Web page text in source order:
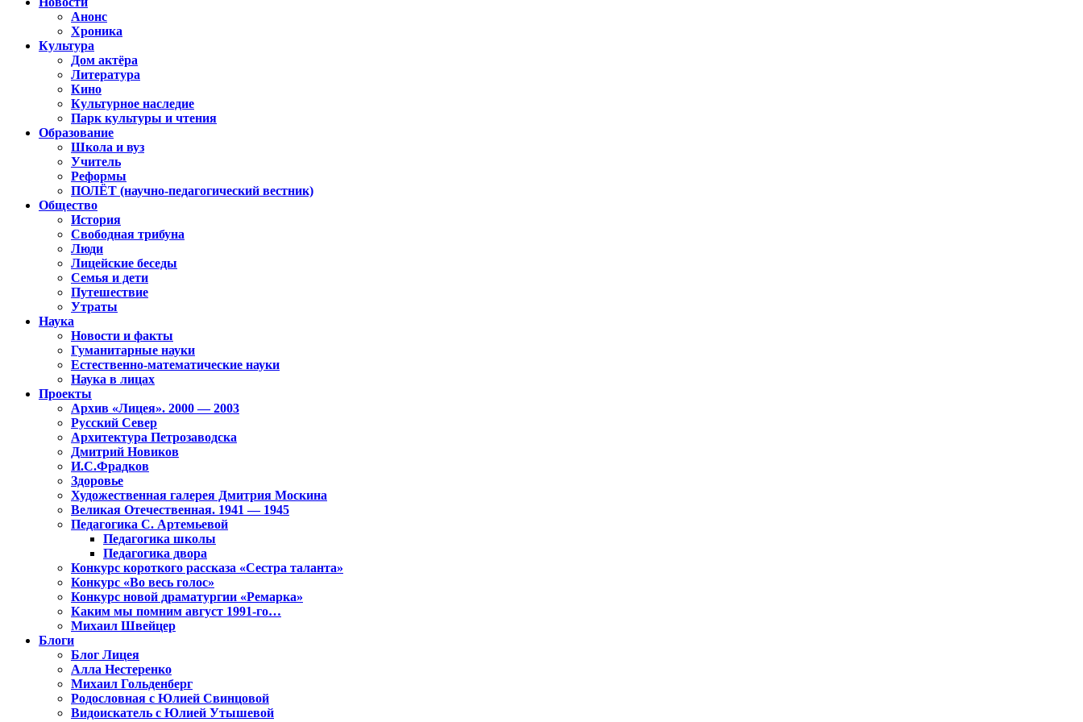
Анонс
Хроника
Культура
Дом актёра
Литература
Кино
Культурное наследие
Парк культуры и чтения
Образование
Школа и вуз
Учитель
Реформы
ПОЛЁТ (научно-педагогический вестник)
Общество
История
Свободная трибуна
Люди
Лицейские беседы
Семья и дети
Путешествие
Утраты
Наука
Новости и факты
Гуманитарные науки
Естественно-математические науки
Наука в лицах
Проекты
Архив «Лицея». 2000 — 2003
Русский Север
Архитектура Петрозаводска
Дмитрий Новиков
И.С.Фрадков
Здоровье
Художественная галерея Дмитрия Москина
Великая Отечественная. 1941 — 1945
Педагогика С. Артемьевой
Педагогика школы
Педагогика двора
Конкурс короткого рассказа «Сестра таланта»
Конкурс «Во весь голос»
Конкурс новой драматургии «Ремарка»
Каким мы помним август 1991-го…
Михаил Швейцер
Блоги
Блог Лицея
Алла Нестеренко
Михаил Гольденберг
Родословная с Юлией Свинцовой
Видоискатель с Юлией Утышевой